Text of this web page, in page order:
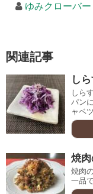
ゆみクローバー
関連記事
し
しら
パン
ャベ
焼
焼肉
一品